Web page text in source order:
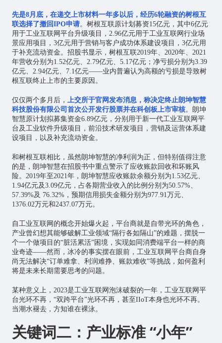
先是8月底，在递交上市材料一年多以后，经历6轮融资的树根互
联选择了撤回IPO申请。树根互联原计划募资15亿元，其中6亿元
用于工业互联网平台升级项目，2.96亿元用于工业互联网行业场
景应用项目，3亿元用于营销与客户成功体系建设项目，3亿元用
于补充流动资金。招股书显示，树根互联2019年、2020年、2021
年营收分别为1.52亿元、2.79亿元、5.17亿元；净亏损分别为3.39
亿元、2.94亿元、7.1亿元——业内普遍认为高额的亏损是导致树
根互联终止上市的主要原因。
仅仅两个多月后， 上交所于官网发布消息，称决定终止朗坤智慧
科技股份有限公司首次公开发行股票并在科创板上市审核。朗坤
智慧原计划拟募集资金6.89亿元，分别用于新一代工业互联网平
台及工业软件升级项目，前沿技术研发项目，营销及运营体系建
设项目，以及补充流动资金。
和树根互联相比，虽然朗坤智慧的净利润为正，但特别值得注意
的是，朗坤智慧在招股书中重点警示了应收账款回收和坏账风
险。2019年至2021年，朗坤智慧应收账款余额分别为1.53亿元、
1.94亿元及3.09亿元，占各期营业收入的比例分别为50.57%、
57.39%及 76.32%，预期信用损失金额分别为977.91万元、
1376.02万元和2437.07万元。
自工业互联网的概念开始爆火起，平台商就是自带光环的角色，
产业曾幻想其能够破解工业领域“隔行各如隔山”的难题，摆脱一
个一个做项目的“脏活累活”困境，实现如同消费端平台一样的商
业奇迹——然而，冰冷的事实摆在眼前，工业互联网平台商自身
尚无法解决“订单难拿、利润难挣、账款难收”等挑战，如何盈利
将是未来长期需要思考的问题。
某种意义上，2023是工业互联网泡沫破裂的一年，工业互联网平
台光环不再，“双跨平台”光环不再，甚至IIoT本身也光环不再。
当潮水褪去，方知谁在裸泳。
关键词二：产业标准 “小年”